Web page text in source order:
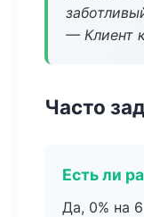
— Клиент
Часто
Есть ли
Да, 0% на